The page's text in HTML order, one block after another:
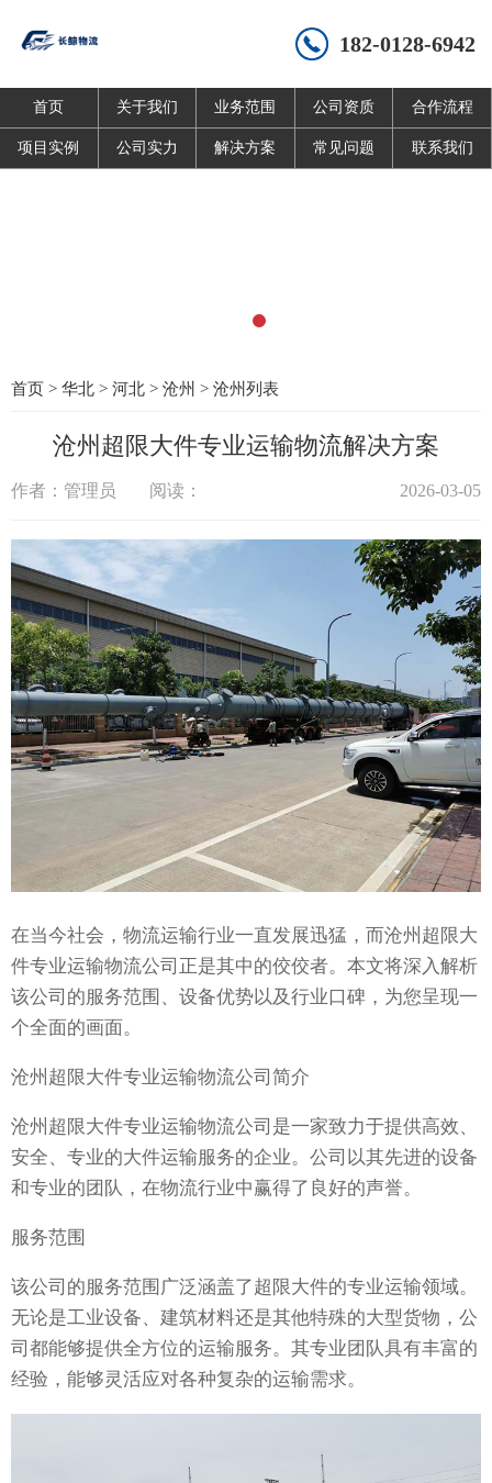
182-0128-6942
首页 关于我们 业务范围 公司资质 合作流程
项目实例 公司实力 解决方案 常见问题 联系我们
首页 > 华北 > 河北 > 沧州 > 沧州列表
沧州超限大件专业运输物流解决方案
作者：管理员 阅读： 2026-03-05
在当今社会，物流运输行业一直发展迅猛，而沧州超限大
件专业运输物流公司正是其中的佼佼者。本文将深入解析
该公司的服务范围、设备优势以及行业口碑，为您呈现一
个全面的画面。
沧州超限大件专业运输物流公司简介
沧州超限大件专业运输物流公司是一家致力于提供高效、
安全、专业的大件运输服务的企业。公司以其先进的设备
和专业的团队，在物流行业中赢得了良好的声誉。
服务范围
该公司的服务范围广泛涵盖了超限大件的专业运输领域。
无论是工业设备、建筑材料还是其他特殊的大型货物，公
司都能够提供全方位的运输服务。其专业团队具有丰富的
经验，能够灵活应对各种复杂的运输需求。